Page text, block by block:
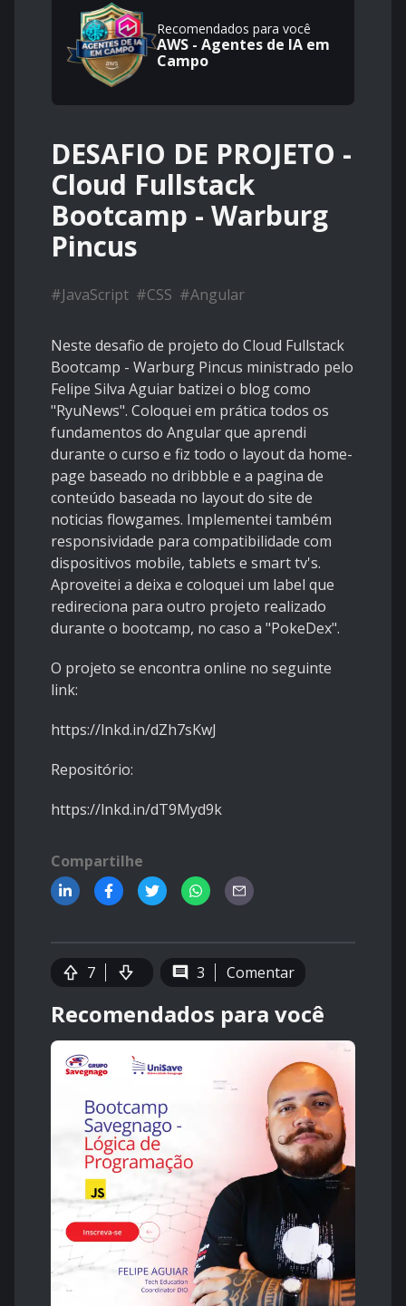
Recomendados para você
AWS - Agentes de IA em
Campo
DESAFIO DE PROJETO -
Cloud Fullstack
Bootcamp - Warburg
Pincus
#JavaScript #CSS #Angular
Neste desafio de projeto do Cloud Fullstack
Bootcamp - Warburg Pincus ministrado pelo
Felipe Silva Aguiar batizei o blog como
"RyuNews". Coloquei em prática todos os
fundamentos do Angular que aprendi
durante o curso e fiz todo o layout da home-
page baseado no dribbble e a pagina de
conteúdo baseada no layout do site de
noticias flowgames. Implementei também
responsividade para compatibilidade com
dispositivos mobile, tablets e smart tv's.
Aproveitei a deixa e coloquei um label que
redireciona para outro projeto realizado
durante o bootcamp, no caso a "PokeDex".
O projeto se encontra online no seguinte
link:
https://lnkd.in/dZh7sKwJ
Repositório:
https://lnkd.in/dT9Myd9k
Compartilhe
7 3 Comentar
Recomendados para você